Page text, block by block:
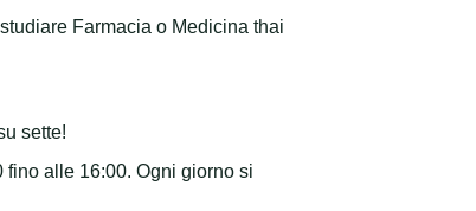
Farmacia o Medicina thai
sette!
fino alle 16:00. Ogni giorno si